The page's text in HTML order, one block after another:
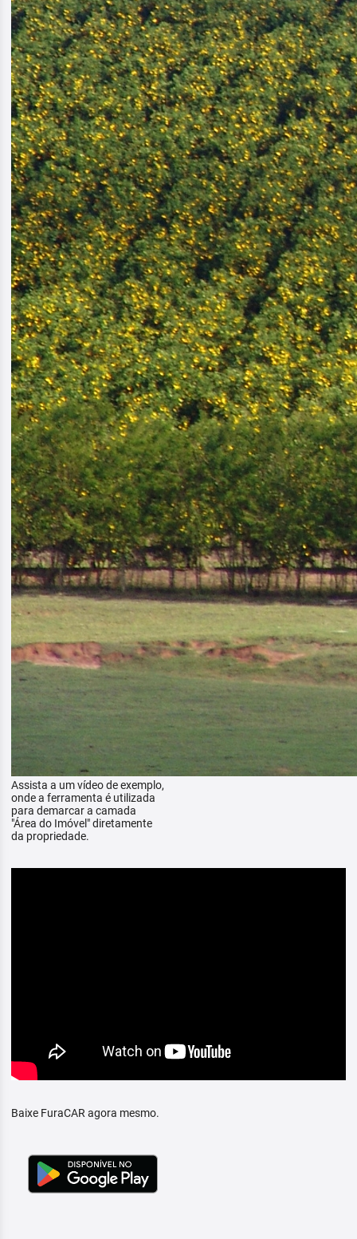
Assista a um vídeo de exemplo,
onde a ferramenta é utilizada
para demarcar a camada
"Área do Imóvel" diretamente
da propriedade.
Baixe FuraCAR agora mesmo.